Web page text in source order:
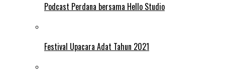
Podcast Perdana bersama Hello Studio
Festival Upacara Adat Tahun 2021